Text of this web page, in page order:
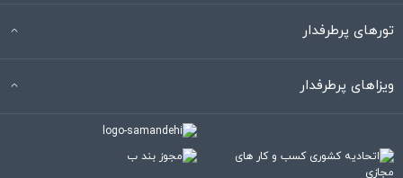
تورهای پرطرفدار
ویزاهای پرطرفدار